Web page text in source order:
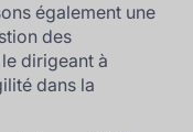
également une
des
dirigeant à
dans la